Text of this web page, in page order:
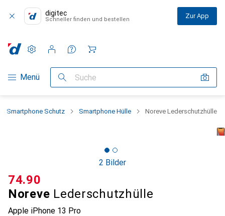
digitec
Schneller finden und bestellen Zur App
Navigation nach Kategorien
Menü Suche
Einstellungen
Kundenkonto
Vergleichslisten
Merklisten
Warenkorb
Smartphone Schutz Smartphone Hülle Noreve Lederschutzhülle
2 Bilder
Noreve Lederschutzhülle
Apple iPhone 13 Pro
CHF
74.90